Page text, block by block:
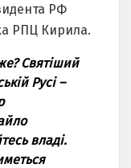
РФ
РПЦ Кирила.
Cвятiший
Руci –
владi.